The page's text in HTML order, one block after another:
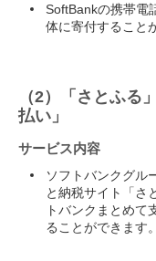
SoftBankの携帯電
体に寄付すること
（2）「さとふる
払い」
サービス内容
ソフトバンクグル
と納税サイト「さ
トバンクまとめて
ることができます。